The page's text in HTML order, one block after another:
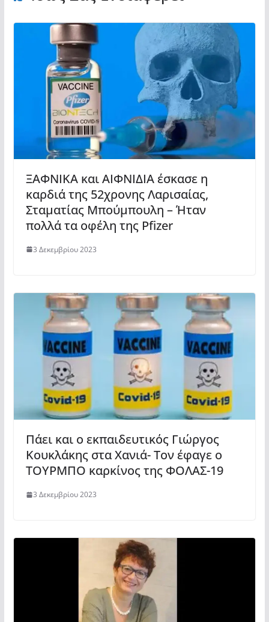
ΞΑΦΝΙΚΑ και ΑΙΦΝΙΔΙΑ έσκασε η
καρδιά της 52χρονης Λαρισαίας,
Σταματίας Μπούμπουλη – Ήταν
πολλά τα οφέλη της Pfizer
3 Δεκεμβρίου 2023
Πάει και ο εκπαιδευτικός Γιώργος
Κουκλάκης στα Χανιά- Τον έφαγε ο
ΤΟΥΡΜΠΟ καρκίνος της ΦΟΛΑΣ-19
3 Δεκεμβρίου 2023